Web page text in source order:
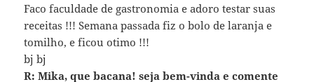
Faco faculdade de gastronomia e adoro testar suas
receitas !!! Semana passada fiz o bolo de laranja e
tomilho, e ficou otimo !!!
bj bj
R: Mika, que bacana! seja bem-vinda e comente